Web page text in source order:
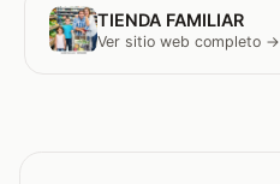
TIENDA FAMILIAR
Ver sitio web completo →